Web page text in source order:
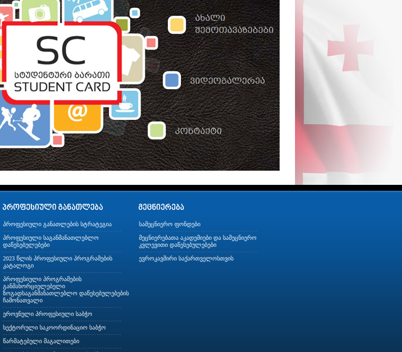
პროფესიული განათლების სტრატეგია
პროფესიული საგანმანათლებლო
დაწესებულებები
2023 წლის პროფესიული პროგრამების
კატალოგი
პროფესიული პროგრამების
განმახორციელებელი
ზოგადსაგანმანათლებლო დაწესებულებების
ჩამონათვალი
ეროვნული პროფესიული საბჭო
სექტორული საკოორდინაციო საბჭო
წარმატებული მაგალითები
სამეცნიერო ფონდები
მეცნიერებათა აკადემიები და სამეცნიერო
კვლევითი დაწესებულებები
ევროკავშირი საქართველოსთვის